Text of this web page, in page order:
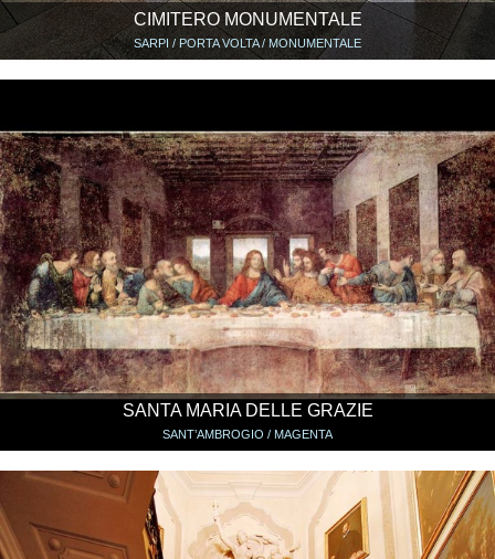
CIMITERO MONUMENTALE
SARPI / PORTA VOLTA / MONUMENTALE
SANTA MARIA DELLE GRAZIE
SANT’AMBROGIO / MAGENTA